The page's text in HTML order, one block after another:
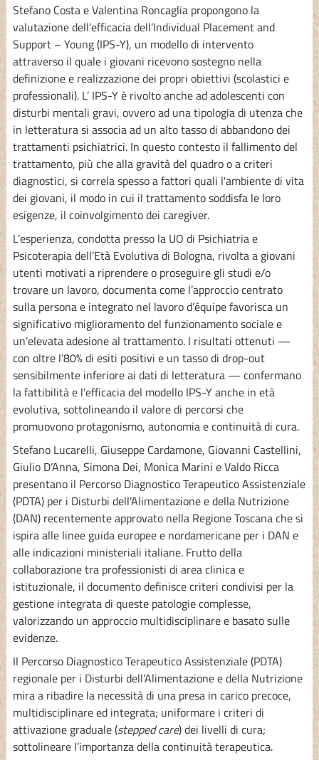
Stefano Costa e Valentina Roncaglia propongono la
valutazione dell’efficacia dell’Individual Placement and
Support – Young (IPS-Y), un modello di intervento
attraverso il quale i giovani ricevono sostegno nella
definizione e realizzazione dei propri obiettivi (scolastici e
professionali). L’ IPS-Y è rivolto anche ad adolescenti con
disturbi mentali gravi, ovvero ad una tipologia di utenza che
in letteratura si associa ad un alto tasso di abbandono dei
trattamenti psichiatrici. In questo contesto il fallimento del
trattamento, più che alla gravità del quadro o a criteri
diagnostici, si correla spesso a fattori quali l'ambiente di vita
dei giovani, il modo in cui il trattamento soddisfa le loro
esigenze, il coinvolgimento dei caregiver.
L’esperienza, condotta presso la UO di Psichiatria e
Psicoterapia dell’Età Evolutiva di Bologna, rivolta a giovani
utenti motivati a riprendere o proseguire gli studi e/o
trovare un lavoro, documenta come l’approccio centrato
sulla persona e integrato nel lavoro d’équipe favorisca un
significativo miglioramento del funzionamento sociale e
un’elevata adesione al trattamento. I risultati ottenuti —
con oltre l’80% di esiti positivi e un tasso di drop-out
sensibilmente inferiore ai dati di letteratura — confermano
la fattibilità e l’efficacia del modello IPS-Y anche in età
evolutiva, sottolineando il valore di percorsi che
promuovono protagonismo, autonomia e continuità di cura.
Stefano Lucarelli, Giuseppe Cardamone, Giovanni Castellini,
Giulio D’Anna, Simona Dei, Monica Marini e Valdo Ricca
presentano il Percorso Diagnostico Terapeutico Assistenziale
(PDTA) per i Disturbi dell’Alimentazione e della Nutrizione
(DAN) recentemente approvato nella Regione Toscana che si
ispira alle linee guida europee e nordamericane per i DAN e
alle indicazioni ministeriali italiane. Frutto della
collaborazione tra professionisti di area clinica e
istituzionale, il documento definisce criteri condivisi per la
gestione integrata di queste patologie complesse,
valorizzando un approccio multidisciplinare e basato sulle
evidenze.
Il Percorso Diagnostico Terapeutico Assistenziale (PDTA)
regionale per i Disturbi dell’Alimentazione e della Nutrizione
mira a ribadire la necessità di una presa in carico precoce,
multidisciplinare ed integrata; uniformare i criteri di
attivazione graduale (stepped care) dei livelli di cura;
sottolineare l’importanza della continuità terapeutica.